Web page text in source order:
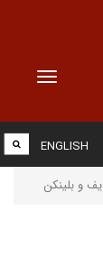
Toggle
ENGLISH
و بلینکن